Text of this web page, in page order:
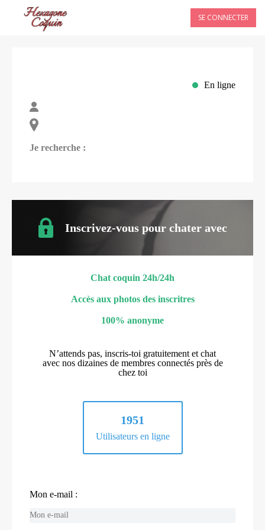
SE CONNECTER
En ligne
Je recherche :
Inscrivez-vous pour chater avec
Chat coquin 24h/24h
Accès aux photos des inscritres
100% anonyme
N’attends pas, inscris-toi gratuitement et chat
avec nos dizaines de membres connectés près de
chez toi
1951
Utilisateurs en ligne
Mon e-mail :